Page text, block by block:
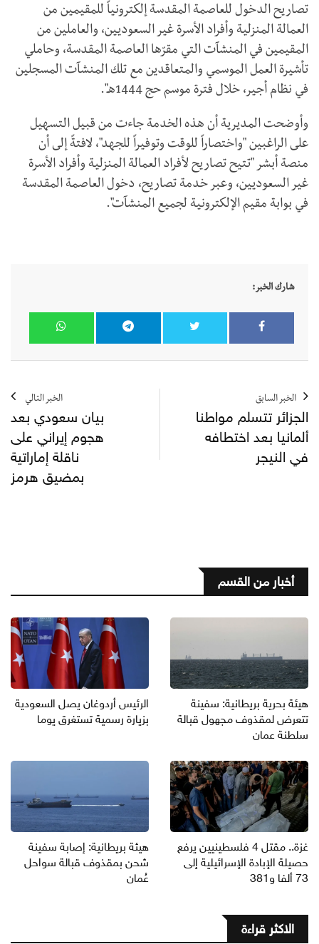
تصاريح الدخول للعاصمة المقدسة إلكترونياً للمقيمين من
العمالة المنزلية وأفراد الأسرة غير السعوديين، والعاملين من
المقيمين في المنشآت التي مقرّها العاصمة المقدسة، وحاملي
تأشيرة العمل الموسمي والمتعاقدين مع تلك المنشآت المسجلين
في نظام أجير، خلال فترة موسم حج 1444هـ".
وأوضحت المديرية أن هذه الخدمة جاءت من قبيل التسهيل
على الراغبين "واختصاراً للوقت وتوفيراً للجهد"، لافتةً إلى أن
منصة أبشر "تتيح تصاريح لأفراد العمالة المنزلية وأفراد الأسرة
غير السعوديين، وعبر خدمة تصاريح، دخول العاصمة المقدسة
في بوابة مقيم الإلكترونية لجميع المنشآت".
شارك الخبر:
الخبر السابق
الجزائر تتسلم مواطنا
ألمانيا بعد اختطافه
في النيجر
الخبر التالي
بيان سعودي بعد
هجوم إيراني على
ناقلة إماراتية
بمضيق هرمز
أخبار من القسم
هيئة بحرية بريطانية: سفينة
تتعرض لمقذوف مجهول قبالة
سلطنة عمان
الرئيس أردوغان يصل السعودية
بزيارة رسمية تستغرق يوما
غزة.. مقتل 4 فلسطينيين يرفع
حصيلة الإبادة الإسرائيلية إلى
73 ألفا و381
هيئة بريطانية: إصابة سفينة
شحن بمقذوف قبالة سواحل
عُمان
الاكثر قراءة